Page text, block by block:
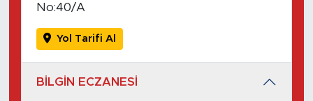
No:40/A
Yol Tarifi Al
BİLGİN ECZANESİ